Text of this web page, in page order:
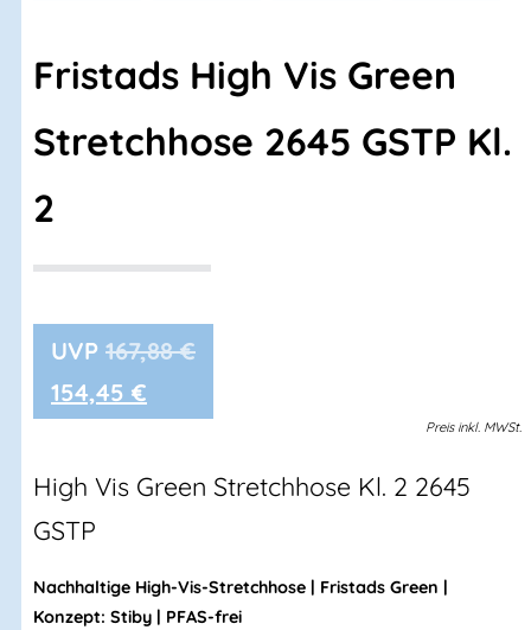
Fristads High Vis Green
Stretchhose 2645 GSTP Kl.
2
167,88€
154,45 €
Preis inkl. MWSt.
High Vis Green Stretchhose Kl. 2 2645
GSTP
Nachhaltige High-Vis-Stretchhose | Fristads Green |
Konzept: Stiby | PFAS-frei